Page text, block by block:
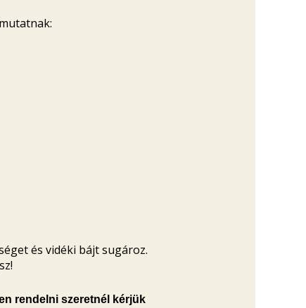
és vidéki bájt sugároz.
rendelni szeretnél kérjük